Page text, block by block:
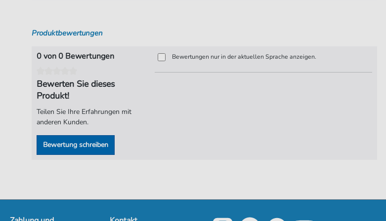
Produktbewertungen
0 von 0 Bewertungen
Bewerten Sie dieses
Produkt!
Teilen Sie Ihre Erfahrungen mit
anderen Kunden.
Bewertung schreiben
Bewertungen nur in der aktuellen Sprache anzeigen.